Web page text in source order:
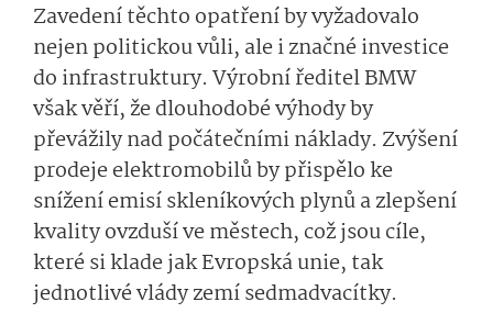
Zavedení těchto opatření by vyžadovalo
nejen politickou vůli, ale i značné investice
do infrastruktury. Výrobní ředitel BMW
však věří, že dlouhodobé výhody by
převážily nad počátečními náklady. Zvýšení
prodeje elektromobilů by přispělo ke
snížení emisí skleníkových plynů a zlepšení
kvality ovzduší ve městech, což jsou cíle,
které si klade jak Evropská unie, tak
jednotlivé vlády zemí sedmadvacítky.